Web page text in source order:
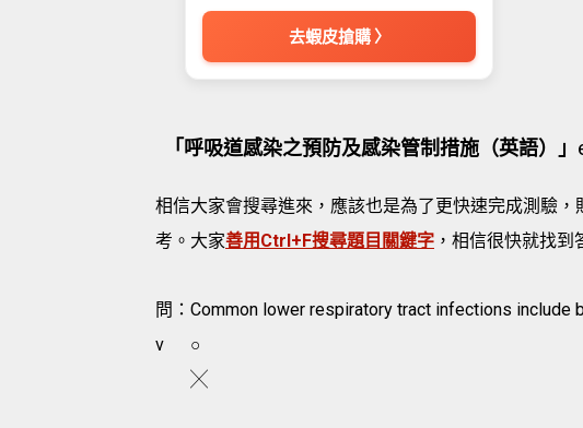
去蝦皮搶購 〉
「呼吸道感染之預防及感染管制措施（英語）」
相信大家會搜尋進來，應該也是為了更快速完成測驗
考。大家善用Ctrl+F搜尋題目關鍵字 ，相信很快就找到
問：Common lower respiratory tract infections include
v
○
╳